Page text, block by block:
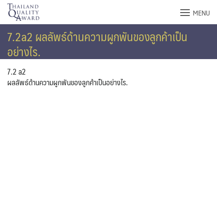
Skip
content
MENU
7.2a2 ผลลัพธ์ด้านความผูกพันของลูกค้าเป็น
อย่างไร.
7.2 a2
ผลลัพธ์ด้านความผูกพันของลูกค้าเป็นอย่างไร.